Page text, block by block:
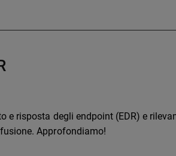
e risposta degli endpoint (EDR) e
Approfondiamo!